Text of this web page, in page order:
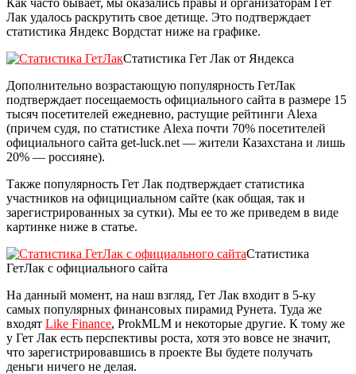
Лак удалось раскрутить свое детище. Это подтверждает
статистика Яндекс Вордстат ниже на графике.
Статистика Гет Лак от Яндекса
Дополнительно возрастающую популярность ГетЛак
подтверждает посещаемость официального сайта в размере 15
тысяч посетителей ежедневно, растущие рейтинги Alexa
(причем судя, по статистике Alexa почти 70% посетителей
официального сайта get-luck.net — жители Казахстана и лишь
20% — россияне).
Также популярность Гет Лак подтверждает статистика
участников на официциальном сайте (как общая, так и
зарегистрированных за сутки). Мы ее то же приведем в виде
картинке ниже в статье.
Статистика
ГетЛак с официального сайта
На данный момент, на наш взгляд, Гет Лак входит в 5-ку
самых популярных финансовых пирамид Рунета. Туда же
входят Like Finance, ProkMLM и некоторые другие. К тому же
у Гет Лак есть перспективы роста, хотя это вовсе не значит,
что зарегистрировавшись в проекте Вы будете получать
деньги ничего не делая.